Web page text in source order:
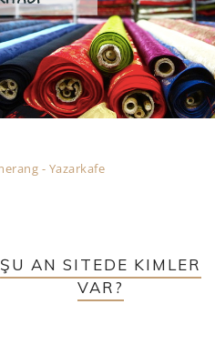
ŞU AN SITEDE KIMLER
VAR?